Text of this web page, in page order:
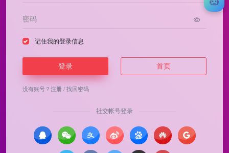
记住我的登录信息
登录 首页
没有账号？ 注册 / 找回密码
社交帐号登录